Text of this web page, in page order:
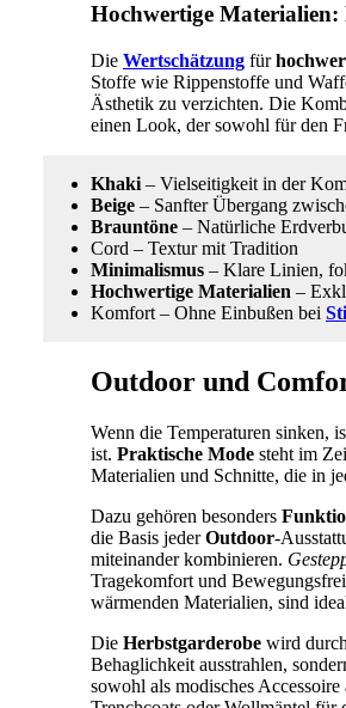
Hochwertige
Die Wertschätzung für
Stoffe wie Rippenstoffe und
Ästhetik zu verzichten. Die
einen Look, der sowohl für den
Khaki – Vielseitigkeit in der
Beige – Sanfter Übergang
Brauntöne – Natürliche
Cord – Textur mit Tradition
Minimalismus – Klare Linien,
Hochwertige Materialien –
Komfort – Ohne Einbußen bei
Outdoor und
Wenn die Temperaturen sinken,
ist. Praktische Mode steht im
Materialien und Schnitte, die in
Dazu gehören besonders
die Basis jederOutdoor-
miteinander kombinieren.
Tragekomfort und
wärmenden Materialien, sind
Die Herbstgarderobe wird
Behaglichkeit ausstrahlen,
sowohl als modisches